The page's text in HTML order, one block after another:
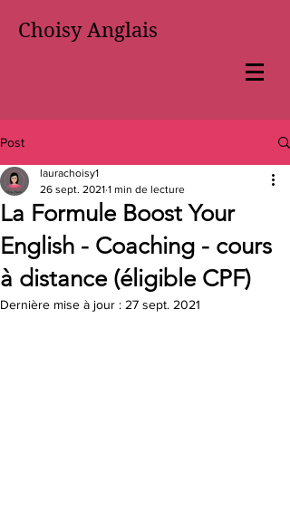
Choisy Anglais
Post
La Formule Boost Your
English - Coaching - cours
à distance (éligible CPF)
laurachoisy1
26 sept. 2021 1 min de lecture
Dernière mise à jour : 27 sept. 2021